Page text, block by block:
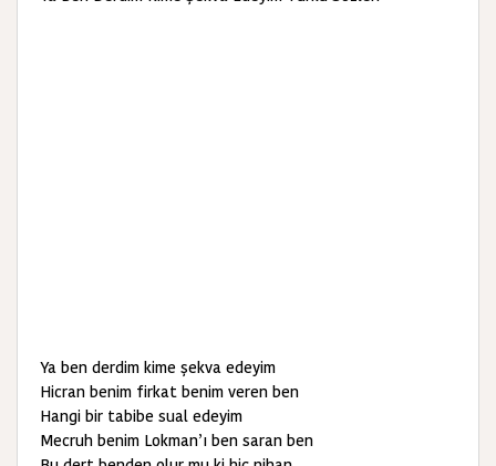
Ya ben derdim kime şekva edeyim
Hicran benim firkat benim veren ben
Hangi bir tabibe sual edeyim
Mecruh benim Lokman’ı ben saran ben